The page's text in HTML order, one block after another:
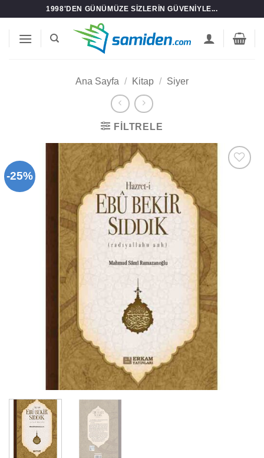
1998'DEN GÜNÜMÜZE SIZLERIN GÜVENIYLE...
Ana Sayfa / Kitap / Siyer
FILTRELE
-25%